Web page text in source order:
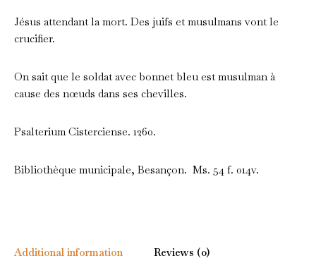
Jésus attendant la mort. Des juifs et musulmans vont le
crucifier.
On sait que le soldat avec bonnet bleu est musulman à
cause des nœuds dans ses chevilles.
Psalterium Cisterciense. 1260.
Bibliothèque municipale, Besançon. Ms. 54 f. 014v.
Additional information Reviews (0)